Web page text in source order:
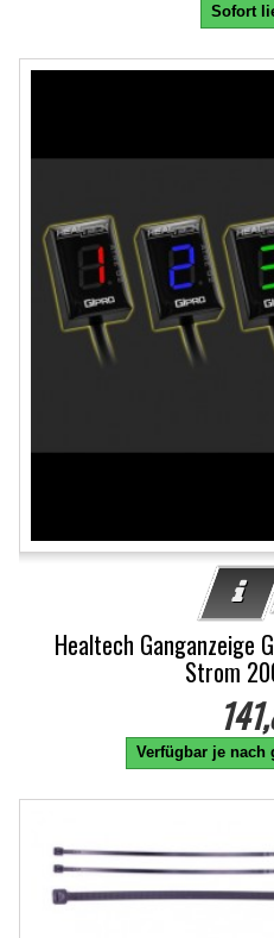
Sofort
Healtech Ganganzeige
Strom
Verfügbar je nach